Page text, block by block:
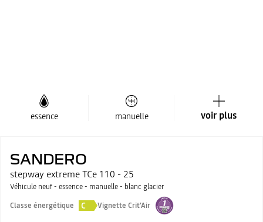
essence manuelle voir plus
SANDERO
stepway extreme TCe 110 - 25
Véhicule neuf - essence - manuelle - blanc glacier
Classe énergétique
C Vignette Crit'Air